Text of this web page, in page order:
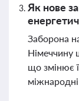
Як нове
Заборона
Німеччину
що змінює